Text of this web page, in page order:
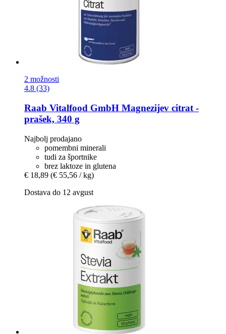
2 možnosti
4.8 (33)
Raab Vitalfood GmbH Magnezijev citrat -​
prašek, 340 g
Najbolj prodajano
pomembni minerali
tudi za športnike
brez laktoze in glutena
€ 18,89 (€ 55,56 / kg)
Dostava do 12 avgust